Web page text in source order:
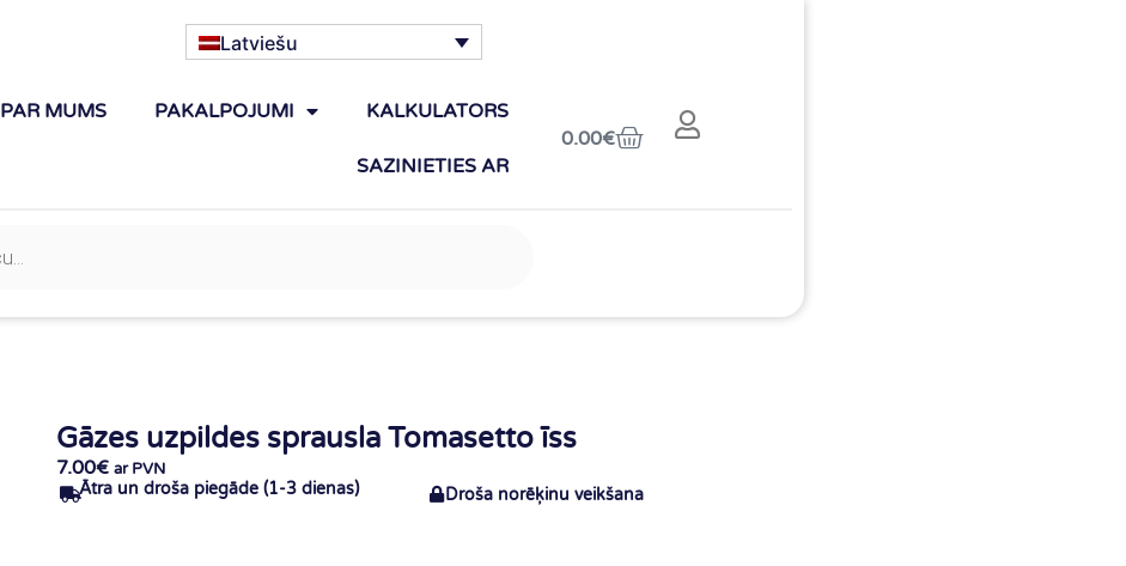
Latviešu
PAR MUMS PAKALPOJUMI KALKULATORS
SAZINIETIES AR
0.00€
Gāzes uzpildes sprausla Tomasetto īss
7.00€ ar PVN
Ātra un droša piegāde (1-3 dienas) Droša norēķinu veikšana